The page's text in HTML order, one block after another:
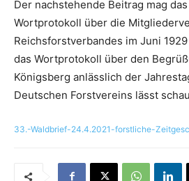
Der nachstehende Beitrag mag
Wortprotokoll über die
Reichsforstverbandes im Juni
das Wortprotokoll über den
Königsberg anlässlich der
Deutschen Forstvereins lässt
33.-Waldbrief-24.4.2021-forstliche-